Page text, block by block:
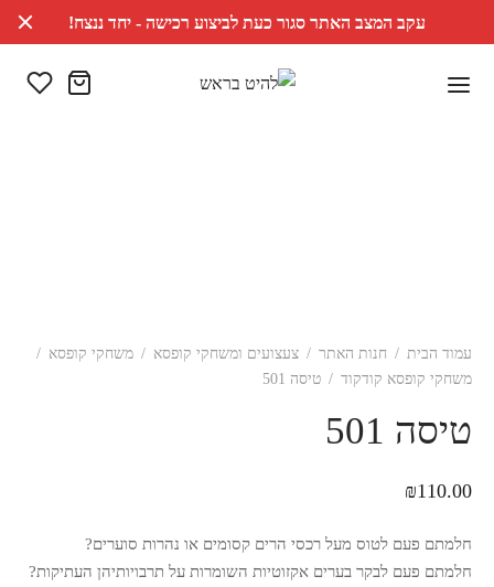
עקב המצב האתר סגור כעת לביצוע רכישה - יחד ננצח!
עמוד הבית / חנות האתר / צעצועים ומשחקי קופסא / משחקי קופסא /
משחקי קופסא קודקוד / טיסה 501
טיסה 501
₪110.00
חלמתם פעם לטוס מעל רכסי הרים קסומים או נהרות סוערים?
חלמתם פעם לבקר בערים אקזוטיות השומרות על תרבויותיהן העתיקות?